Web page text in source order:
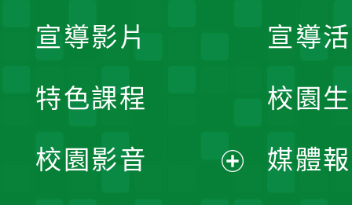
宣導
校園
媒體
宣導影片
特色課程
校園影音